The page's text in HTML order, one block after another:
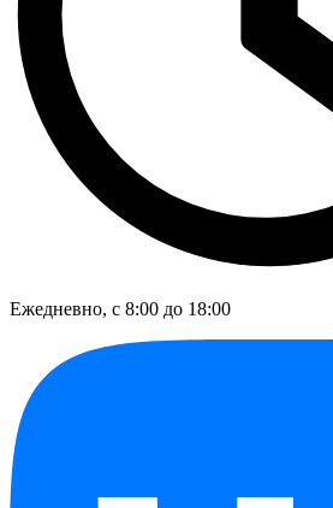
Ежедневно, с 8:00 до 18:00